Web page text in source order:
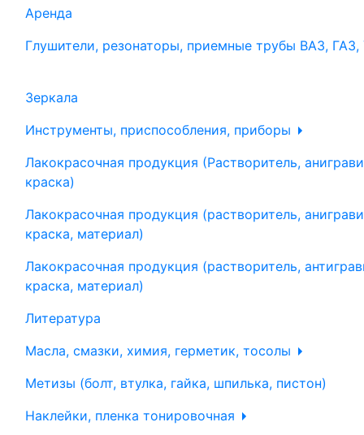
Аренда
Глушители, резонаторы, приемные трубы ВАЗ, ГАЗ,
Зеркала
Инструменты, приспособления, приборы
Лакокрасочная продукция (Растворитель,
краска)
Лакокрасочная продукция (растворитель,
краска, материал)
Лакокрасочная продукция (растворитель,
краска, материал)
Литература
Масла, смазки, химия, герметик, тосолы
Метизы (болт, втулка, гайка, шпилька, пистон)
Наклейки, пленка тонировочная